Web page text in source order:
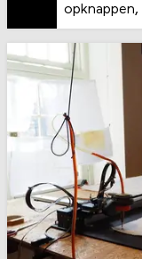
die